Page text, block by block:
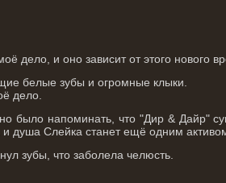
дело, и оно зависит от этого нового
белые зубы и огромные клыки.
дело.
было напоминать, что "Дир & Дайр"
душа Слейка станет ещё одним
зубы, что заболела челюсть.